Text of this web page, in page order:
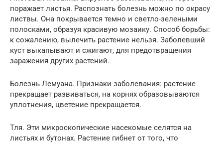
поражает листья. Распознать болезнь можно по окрасу
листвы. Она покрывается темно и светло-зелеными
полосками, образуя красивую мозаику. Способ борьбы:
к сожалению, вылечить растение нельзя. Заболевший
куст выкапывают и сжигают, для предотвращения
заражения других растений.
Болезнь Лемуана. Признаки заболевания: растение
прекращает развиваться, на корнях образовываются
уплотнения, цветение прекращается.
Тля. Эти микроскопические насекомые селятся на
листьях и бутонах. Растение гибнет от того, что